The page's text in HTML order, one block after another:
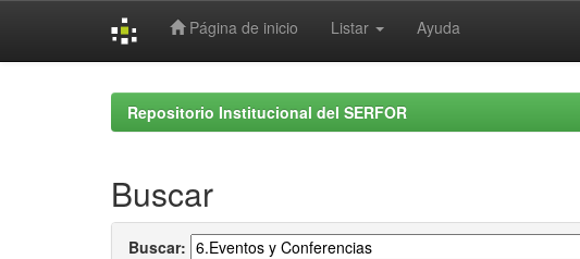
Página de inicio Listar Ayuda
Repositorio Institucional del SERFOR
Buscar
Buscar: